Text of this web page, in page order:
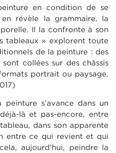
en condition de se
révèle la grammaire, la
Il la confronte à son
tableaux » explorent toute
de la peinture : des
collées sur des châssis
portrait ou paysage.
s’avance dans un
là et pas-encore, entre
dans son apparente
entre ce qui revient et qui
aujourd’hui, peindre la